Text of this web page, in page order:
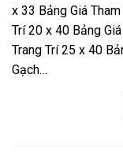
x 33 Bảng Giá
Trí 20 x 40 Bảng
Trang Trí 25 x 40
Gạch…